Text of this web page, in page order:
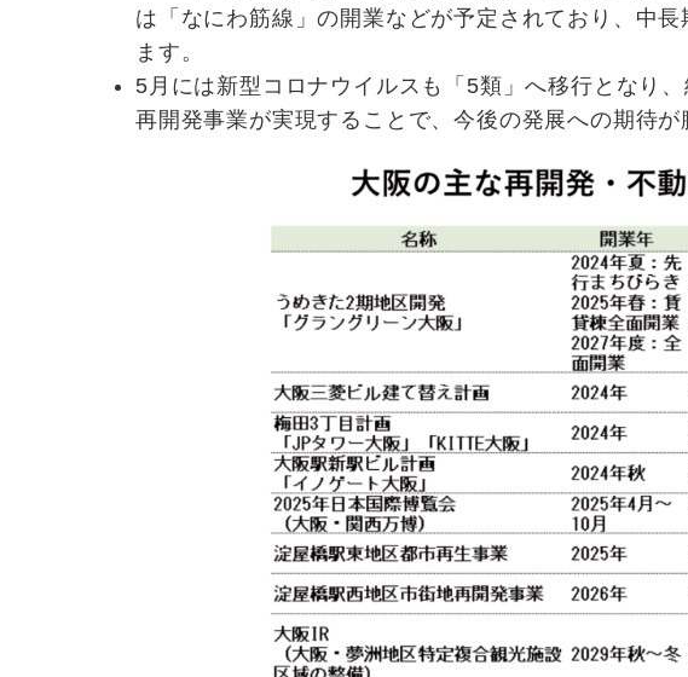
は「なにわ筋線」の開業などが予定されており、中
ます。
5月には新型コロナウイルスも「5類」へ移行となり
再開発事業が実現することで、今後の発展への期待が